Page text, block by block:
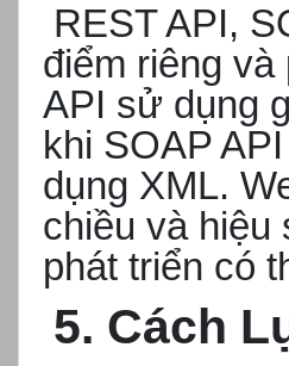
REST API,
điểm riêng
API sử dụng
khi SOAP
dụng XML.
chiều và hiệu
phát triển có
5. Cách